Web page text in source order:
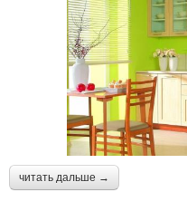
читать дальше →